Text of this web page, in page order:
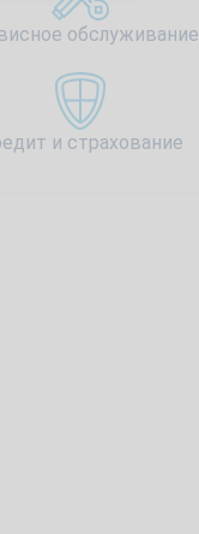
обслуживание
и страхование